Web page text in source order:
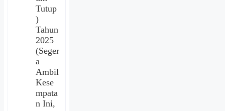
Tutup
)
Tahun
2025
(Seger
a
Ambil
Kese
mpata
n Ini,